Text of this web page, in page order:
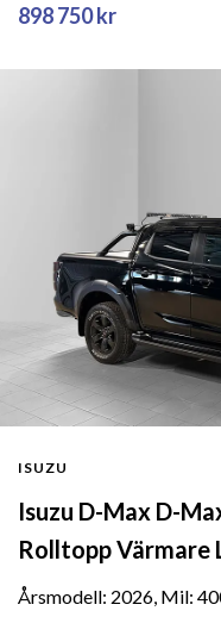
898 750 kr
ISUZU
Isuzu D-Max D-
Rolltopp Värmare
Årsmodell: 2026, Mil: